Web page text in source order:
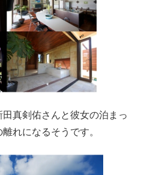
真剣佑さんと彼女の泊まっ
れになるそうです。